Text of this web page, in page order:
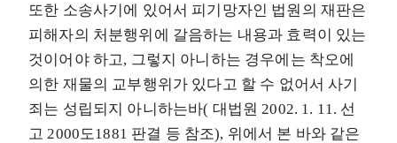
또한 소송사기에 있어서 피기망자인 법원의 재판은
피해자의 처분행위에 갈음하는 내용과 효력이 있는
것이어야 하고, 그렇지 아니하는 경우에는 착오에
의한 재물의 교부행위가 있다고 할 수 없어서 사기
죄는 성립되지 아니하는바( 대법원 2002. 1. 11. 선
고 2000도1881 판결 등 참조), 위에서 본 바와 같은